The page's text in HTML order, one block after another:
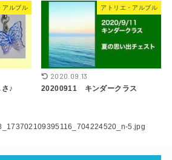
アルブル
♪
アトリエ・アルブル
2020.09.13
20200911 キンダークラス
5.jpg